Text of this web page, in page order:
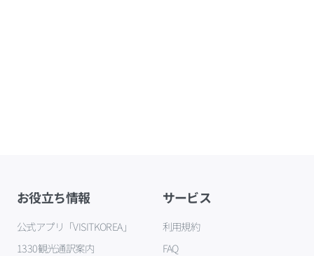
お役立ち情報
公式アプリ「VISITKOREA」
1330観光通訳案内
サービス
利用規約
FAQ